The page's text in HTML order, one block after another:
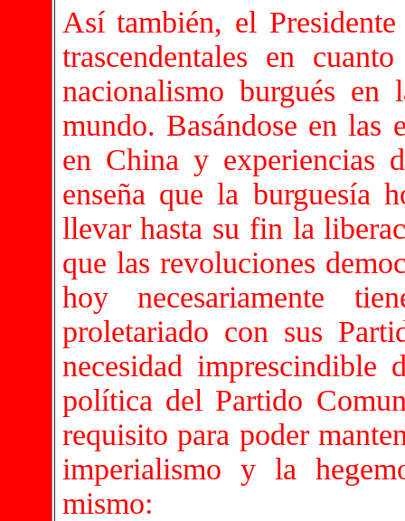
Así también, el
trascendentales en
nacionalismo burgués en
mundo. Basándose en las
en China y experiencias
enseña que la burguesía
llevar hasta su fin la
que las revoluciones
hoy necesariamente
proletariado con sus
necesidad imprescindible
política del Partido
requisito para poder
imperialismo y la
mismo: